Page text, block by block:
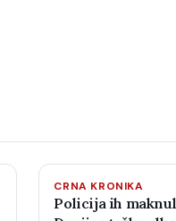
CRNA KRONIKA
Policija ih